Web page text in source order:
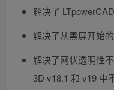
解决了
解决了从黑屏开始
解决了网状透明性
3D v18.1 和 v19 中